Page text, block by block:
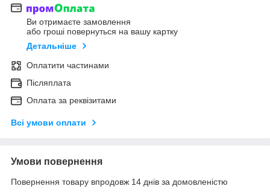
Ви отримаєте замовлення
або гроші повернуться на вашу картку
Детальніше
Оплатити частинами
Післяплата
Оплата за реквізитами
Всі умови оплати
Умови повернення
Повернення товару впродовж 14 днів за домовленістю